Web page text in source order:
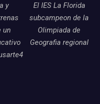
y
un
El IES La Florida
subcampeon de la
Olimpiada de
Geografia regional